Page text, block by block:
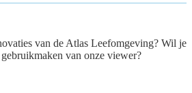
van de Atlas Leefomgeving? Wil je
van onze viewer?